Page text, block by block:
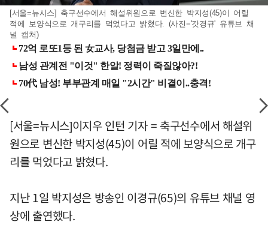
[서울=뉴시스] 축구선수에서 해설위원으로 변신한 박지성(45)이 어릴
적에 보양식으로 개구리를 먹었다고 밝혔다. (사진='갓경규' 유튜브 채
널 캡처)
[서울=뉴시스]이지우 인턴 기자 = 축구선수에서 해설위
원으로 변신한 박지성(45)이 어릴 적에 보양식으로 개구
리를 먹었다고 밝혔다.
지난 1일 박지성은 방송인 이경규(65)의 유튜브 채널 영
상에 출연했다.